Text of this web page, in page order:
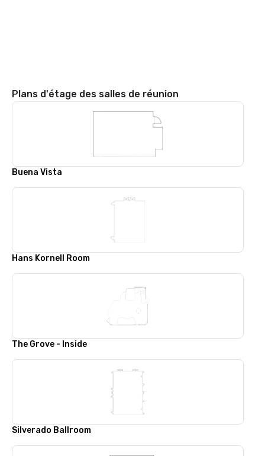
Plans d'étage des salles de réunion
Buena Vista
Hans Kornell Room
The Grove - Inside
Silverado Ballroom